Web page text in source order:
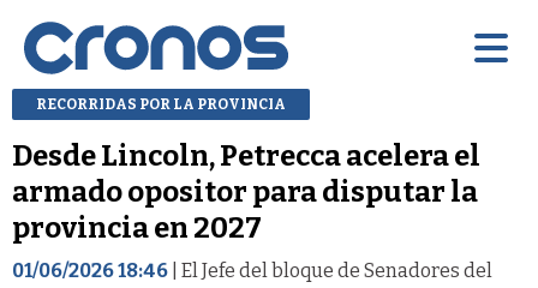
RECORRIDAS POR LA PROVINCIA
Desde Lincoln, Petrecca acelera el
armado opositor para disputar la
provincia en 2027
01/06/2026 18:46 | El Jefe del bloque de Senadores del